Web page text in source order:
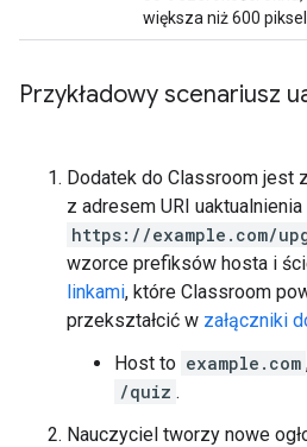
większa niż 600
Przykładowy scenariusz
Dodatek do Classroom jest
z adresem URI uaktualnienia
https://example.com/
wzorce prefiksów hosta i
linkami, które Classroom
przekształcić w załączniki
Host to example.com
/quiz .
Nauczyciel tworzy nowe